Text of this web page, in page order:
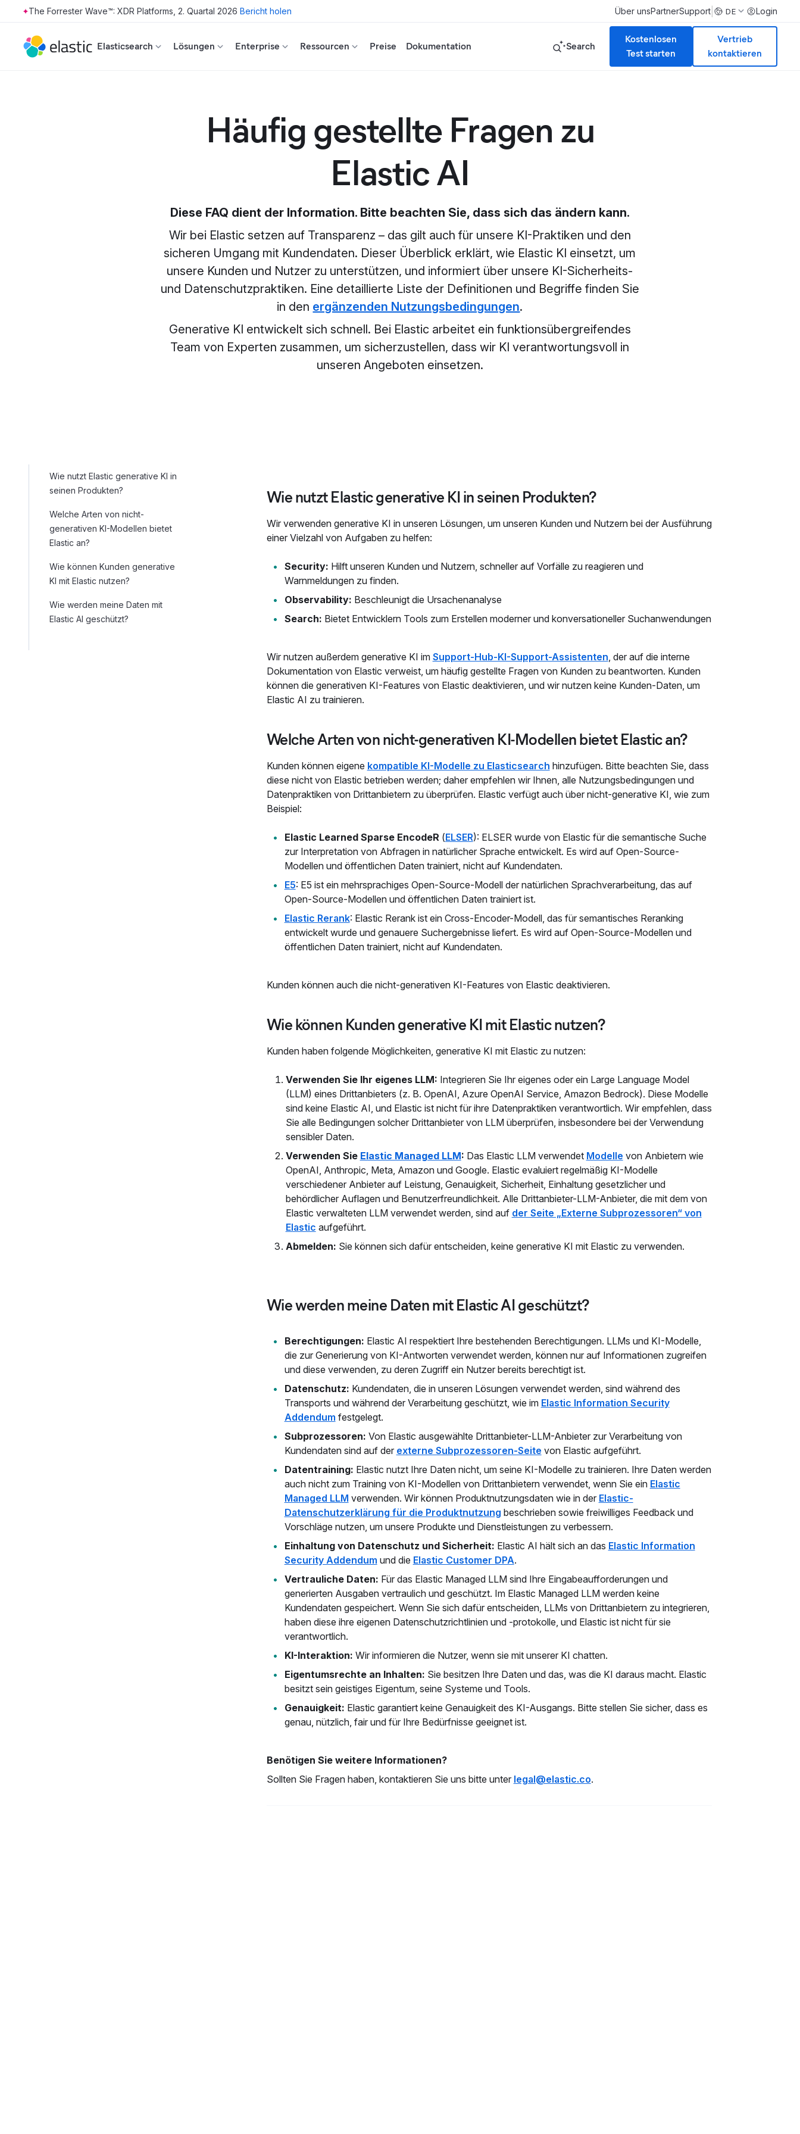
Skip to main content
The Forrester Wave™: XDR Platforms, 2. Quartal 2026 Bericht holen Über unsPartnerSupport DE Login
Elasticsearch Lösungen Enterprise Ressourcen Preise Dokumentation Search
Kostenlosen
Test starten
Vertrieb
kontaktieren
Häufig gestellte Fragen zu
Elastic AI
Diese FAQ dient der Information. Bitte beachten Sie, dass sich das ändern kann.
Wir bei Elastic setzen auf Transparenz – das gilt auch für unsere KI-Praktiken und den
sicheren Umgang mit Kundendaten. Dieser Überblick erklärt, wie Elastic KI einsetzt, um
unsere Kunden und Nutzer zu unterstützen, und informiert über unsere KI-Sicherheits-
und Datenschutzpraktiken. Eine detaillierte Liste der Definitionen und Begriffe finden Sie
in den ergänzenden Nutzungsbedingungen.
Generative KI entwickelt sich schnell. Bei Elastic arbeitet ein funktionsübergreifendes
Team von Experten zusammen, um sicherzustellen, dass wir KI verantwortungsvoll in
unseren Angeboten einsetzen.
Wie nutzt Elastic generative KI in
seinen Produkten?
Welche Arten von nicht-
generativen KI-Modellen bietet
Elastic an?
Wie können Kunden generative
KI mit Elastic nutzen?
Wie werden meine Daten mit
Elastic AI geschützt?
Wie nutzt Elastic generative KI in seinen Produkten?
Wir verwenden generative KI in unseren Lösungen, um unseren Kunden und Nutzern bei der Ausführung
einer Vielzahl von Aufgaben zu helfen:
Security: Hilft unseren Kunden und Nutzern, schneller auf Vorfälle zu reagieren und
Warnmeldungen zu finden.
Observability: Beschleunigt die Ursachenanalyse
Search: Bietet Entwicklern Tools zum Erstellen moderner und konversationeller Suchanwendungen
Wir nutzen außerdem generative KI im Support-Hub-KI-Support-Assistenten, der auf die interne
Dokumentation von Elastic verweist, um häufig gestellte Fragen von Kunden zu beantworten. Kunden
können die generativen KI-Features von Elastic deaktivieren, und wir nutzen keine Kunden-Daten, um
Elastic AI zu trainieren.
Welche Arten von nicht-generativen KI-Modellen bietet Elastic an?
Kunden können eigene kompatible KI-Modelle zu Elasticsearch hinzufügen. Bitte beachten Sie, dass
diese nicht von Elastic betrieben werden; daher empfehlen wir Ihnen, alle Nutzungsbedingungen und
Datenpraktiken von Drittanbietern zu überprüfen. Elastic verfügt auch über nicht-generative KI, wie zum
Beispiel:
Elastic Learned Sparse EncodeR(ELSER): ELSER wurde von Elastic für die semantische Suche
zur Interpretation von Abfragen in natürlicher Sprache entwickelt. Es wird auf Open-Source-
Modellen und öffentlichen Daten trainiert, nicht auf Kundendaten.
E5: E5 ist ein mehrsprachiges Open-Source-Modell der natürlichen Sprachverarbeitung, das auf
Open-Source-Modellen und öffentlichen Daten trainiert ist.
Elastic Rerank: Elastic Rerank ist ein Cross-Encoder-Modell, das für semantisches Reranking
entwickelt wurde und genauere Suchergebnisse liefert. Es wird auf Open-Source-Modellen und
öffentlichen Daten trainiert, nicht auf Kundendaten.
Kunden können auch die nicht-generativen KI-Features von Elastic deaktivieren.
Wie können Kunden generative KI mit Elastic nutzen?
Kunden haben folgende Möglichkeiten, generative KI mit Elastic zu nutzen:
Verwenden Sie Ihr eigenes LLM: Integrieren Sie Ihr eigenes oder ein Large Language Model
(LLM) eines Drittanbieters (z. B. OpenAI, Azure OpenAI Service, Amazon Bedrock). Diese Modelle
sind keine Elastic AI, und Elastic ist nicht für ihre Datenpraktiken verantwortlich. Wir empfehlen, dass
Sie alle Bedingungen solcher Drittanbieter von LLM überprüfen, insbesondere bei der Verwendung
sensibler Daten.
Verwenden Sie Elastic Managed LLM: Das Elastic LLM verwendet Modelle von Anbietern wie
OpenAI, Anthropic, Meta, Amazon und Google. Elastic evaluiert regelmäßig KI-Modelle
verschiedener Anbieter auf Leistung, Genauigkeit, Sicherheit, Einhaltung gesetzlicher und
behördlicher Auflagen und Benutzerfreundlichkeit. Alle Drittanbieter-LLM-Anbieter, die mit dem von
Elastic verwalteten LLM verwendet werden, sind auf der Seite „Externe Subprozessoren“ von
Elastic aufgeführt.
Abmelden: Sie können sich dafür entscheiden, keine generative KI mit Elastic zu verwenden.
Wie werden meine Daten mit Elastic AI geschützt?
Berechtigungen: Elastic AI respektiert Ihre bestehenden Berechtigungen. LLMs und KI-Modelle,
die zur Generierung von KI-Antworten verwendet werden, können nur auf Informationen zugreifen
und diese verwenden, zu deren Zugriff ein Nutzer bereits berechtigt ist.
Datenschutz: Kundendaten, die in unseren Lösungen verwendet werden, sind während des
Transports und während der Verarbeitung geschützt, wie im Elastic Information Security
Addendum festgelegt.
Subprozessoren: Von Elastic ausgewählte Drittanbieter-LLM-Anbieter zur Verarbeitung von
Kundendaten sind auf der externe Subprozessoren-Seite von Elastic aufgeführt.
Datentraining: Elastic nutzt Ihre Daten nicht, um seine KI-Modelle zu trainieren. Ihre Daten werden
auch nicht zum Training von KI-Modellen von Drittanbietern verwendet, wenn Sie ein Elastic
Managed LLM verwenden. Wir können Produktnutzungsdaten wie in der Elastic-
Datenschutzerklärung für die Produktnutzung beschrieben sowie freiwilliges Feedback und
Vorschläge nutzen, um unsere Produkte und Dienstleistungen zu verbessern.
Einhaltung von Datenschutz und Sicherheit: Elastic AI hält sich an das Elastic Information
Security Addendum und die Elastic Customer DPA.
Vertrauliche Daten: Für das Elastic Managed LLM sind Ihre Eingabeaufforderungen und
generierten Ausgaben vertraulich und geschützt. Im Elastic Managed LLM werden keine
Kundendaten gespeichert. Wenn Sie sich dafür entscheiden, LLMs von Drittanbietern zu integrieren,
haben diese ihre eigenen Datenschutzrichtlinien und -protokolle, und Elastic ist nicht für sie
verantwortlich.
KI-Interaktion: Wir informieren die Nutzer, wenn sie mit unserer KI chatten.
Eigentumsrechte an Inhalten: Sie besitzen Ihre Daten und das, was die KI daraus macht. Elastic
besitzt sein geistiges Eigentum, seine Systeme und Tools.
Genauigkeit: Elastic garantiert keine Genauigkeit des KI-Ausgangs. Bitte stellen Sie sicher, dass es
genau, nützlich, fair und für Ihre Bedürfnisse geeignet ist.
Benötigen Sie weitere Informationen?
Sollten Sie Fragen haben, kontaktieren Sie uns bitte unter legal@elastic.co.